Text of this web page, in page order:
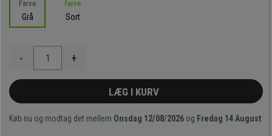
Grå Sort
- +
LÆG I KURV
Køb nu og modtag det mellem Onsdag 12/08/2026 og Fredag 14 August